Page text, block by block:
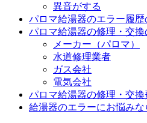
異音がする
パロマ給湯器のエラー履
パロマ給湯器の修理・交換
メーカー（パロマ）
水道修理業者
ガス会社
電気会社
パロマ給湯器の修理・交
給湯器のエラーにお悩みな